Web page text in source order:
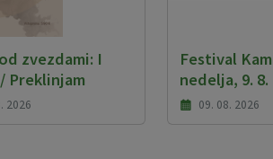
zvezdami: I
Preklinjam
2026
Festival
nedelja, 9. 8.
09. 08. 2026